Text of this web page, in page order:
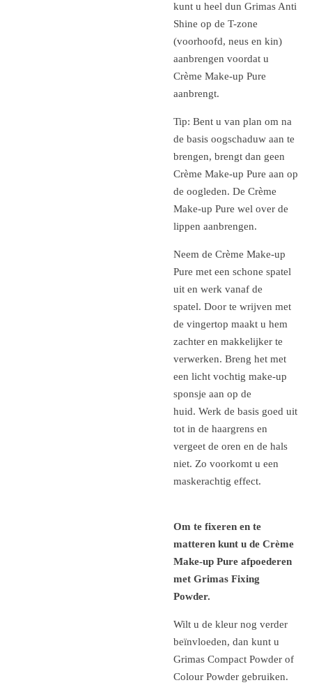
kunt u heel dun Grimas Anti
Shine op de T-zone
(voorhoofd, neus en kin)
aanbrengen voordat u
Crème Make-up Pure
aanbrengt.
Tip: Bent u van plan om na
de basis oogschaduw aan te
brengen, brengt dan geen
Crème Make-up Pure aan op
de oogleden. De Crème
Make-up Pure wel over de
lippen aanbrengen.
Neem de Crème Make-up
Pure met een schone spatel
uit en werk vanaf de
spatel. Door te wrijven met
de vingertop maakt u hem
zachter en makkelijker te
verwerken. Breng het met
een licht vochtig make-up
sponsje aan op de
huid. Werk de basis goed uit
tot in de haargrens en
vergeet de oren en de hals
niet. Zo voorkomt u een
maskerachtig effect.
Om te fixeren en te
matteren kunt u de Crème
Make-up Pure afpoederen
met Grimas Fixing
Powder.
Wilt u de kleur nog verder
beïnvloeden, dan kunt u
Grimas Compact Powder of
Colour Powder gebruiken.